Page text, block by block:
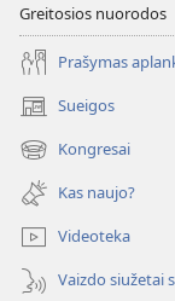
Greitosios nuorodos
Prašymas
Sueigos
(atsiveria
naujas
langas)
Kongresai
(atsiveria
naujas
langas)
Kas naujo?
Videoteka
Vaizdo siužetai